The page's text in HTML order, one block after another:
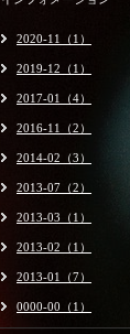
2020-11（1）
2019-12（1）
2017-01（4）
2016-11（2）
2014-02（3）
2013-07（2）
2013-03（1）
2013-02（1）
2013-01（7）
0000-00（1）